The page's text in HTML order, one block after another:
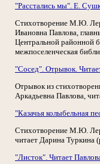
"Расстались мы". Е.
Стихотворение М.Ю.
Ивановна Павлова,
Центральной районной
межпоселенческая
"Сосед". Отрывок.
Отрывок из
Аркадьевна Павлова,
"Казачья колыбельная
Стихотворение М.Ю.
читает Дарина Туркина
"Листок". Читает